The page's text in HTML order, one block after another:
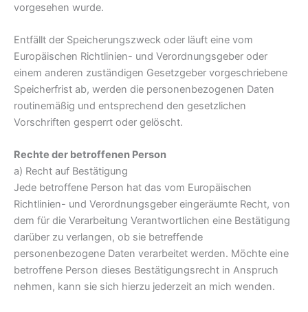
vorgesehen wurde.
Entfällt der Speicherungszweck oder läuft eine vom
Europäischen Richtlinien- und Verordnungsgeber oder
einem anderen zuständigen Gesetzgeber vorgeschriebene
Speicherfrist ab, werden die personenbezogenen Daten
routinemäßig und entsprechend den gesetzlichen
Vorschriften gesperrt oder gelöscht.
Rechte der betroffenen Person
a) Recht auf Bestätigung
Jede betroffene Person hat das vom Europäischen
Richtlinien- und Verordnungsgeber eingeräumte Recht, von
dem für die Verarbeitung Verantwortlichen eine Bestätigung
darüber zu verlangen, ob sie betreffende
personenbezogene Daten verarbeitet werden. Möchte eine
betroffene Person dieses Bestätigungsrecht in Anspruch
nehmen, kann sie sich hierzu jederzeit an mich wenden.